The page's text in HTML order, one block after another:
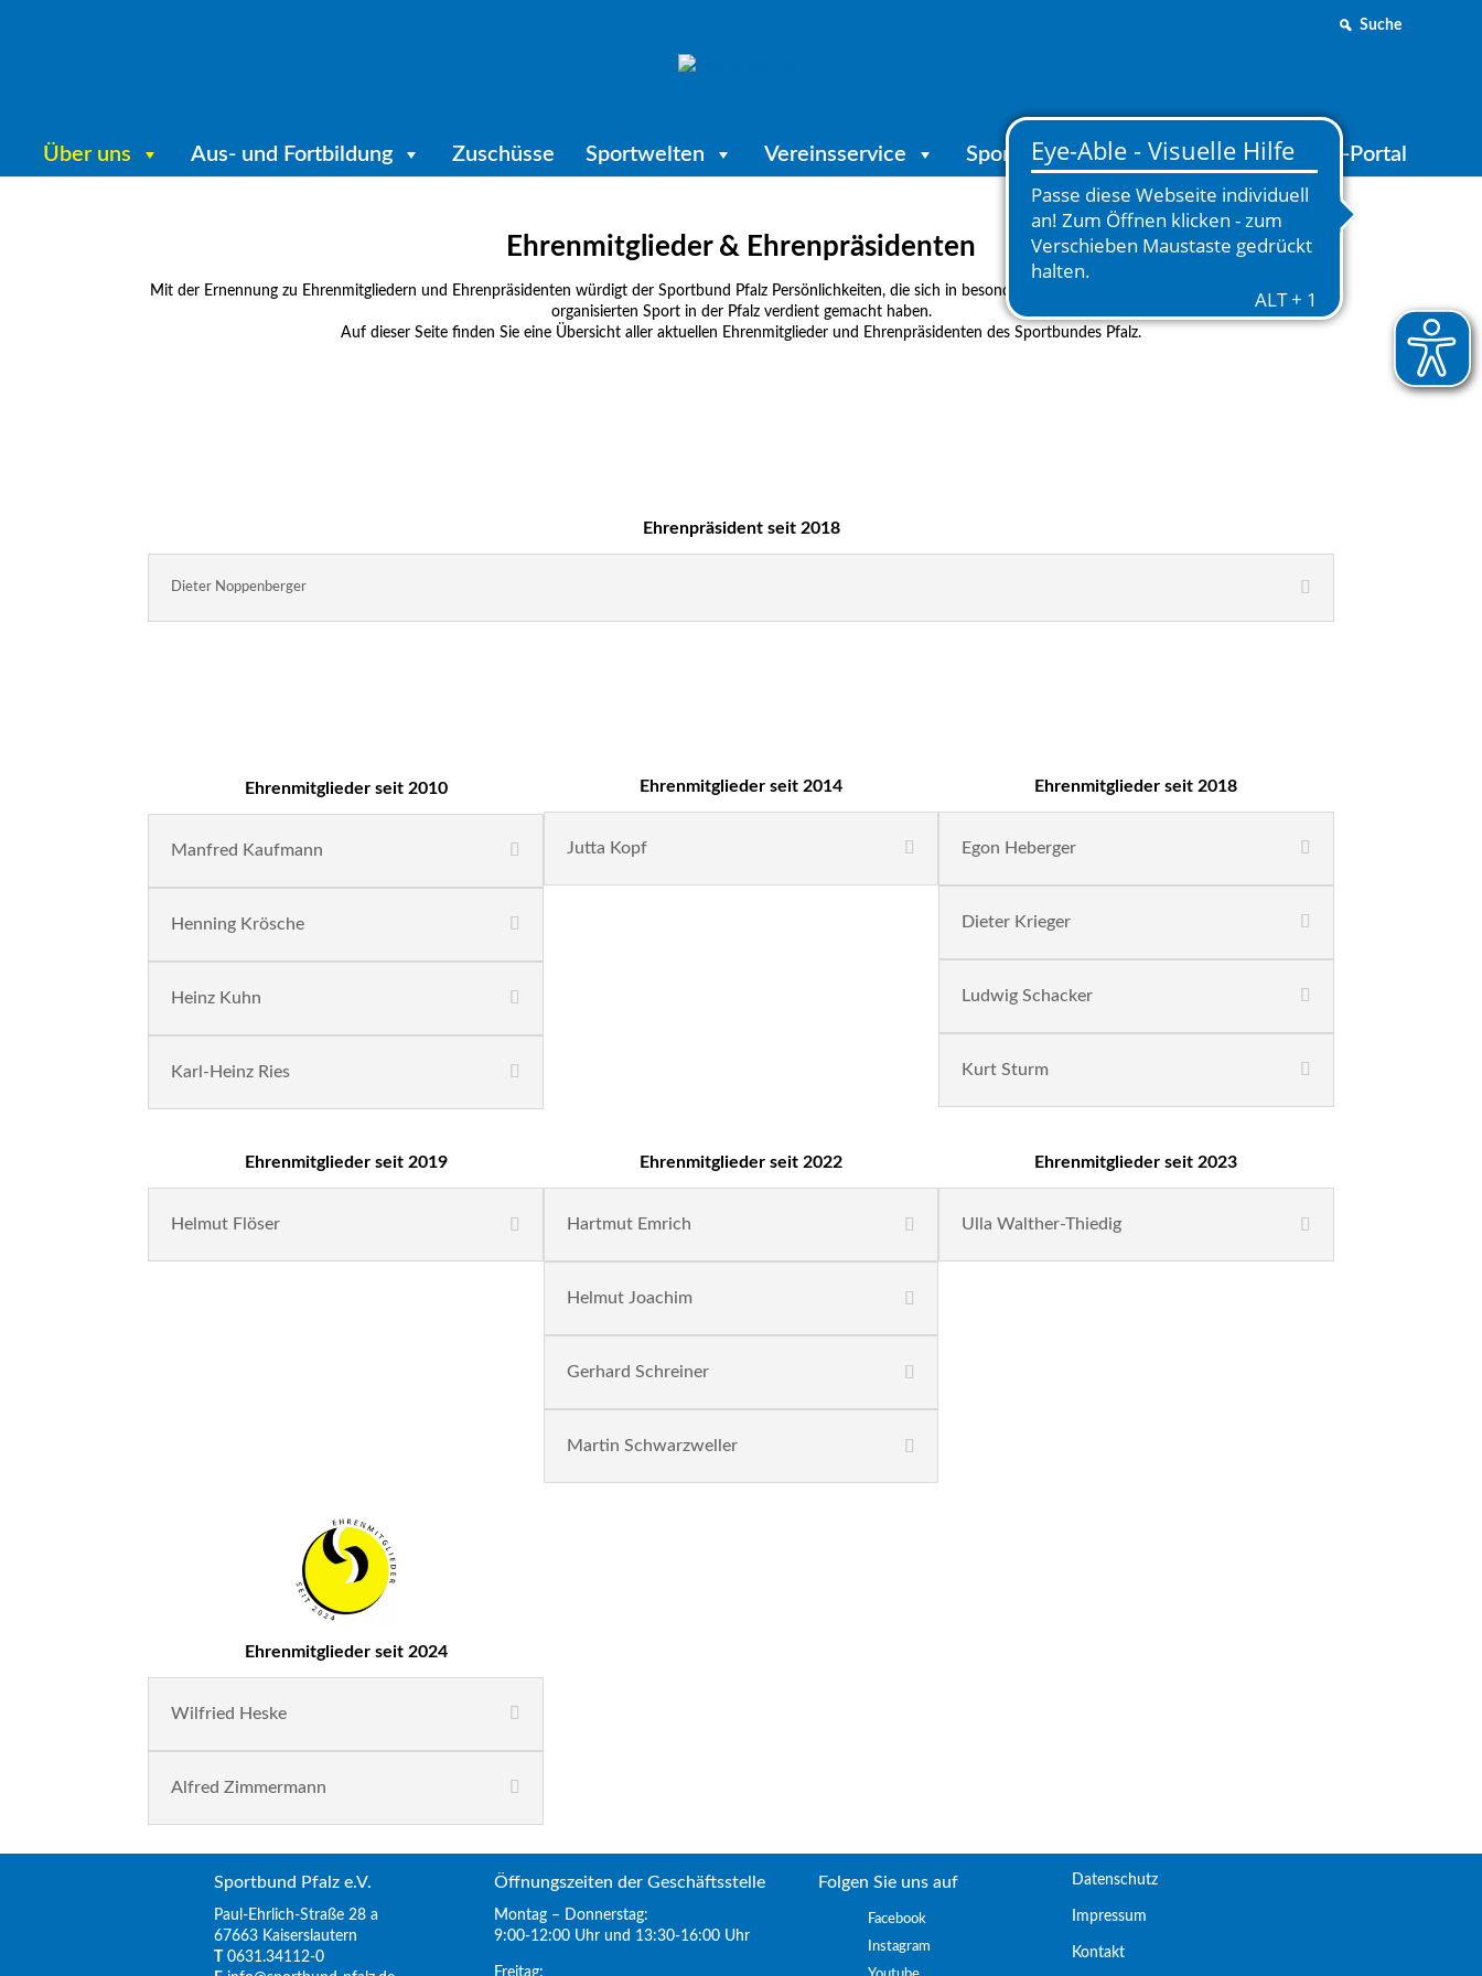
Suche
Über uns Aus- und Fortbildung Zuschüsse Sportwelten Vereinsservice Sportjugend Medien Online-Portal
Ehrenmitglieder & Ehrenpräsidenten
Mit der Ernennung zu Ehrenmitgliedern und Ehrenpräsidenten würdigt der Sportbund Pfalz Persönlichkeiten, die sich in besonderer Weise und über viele Jahre hinweg um den
organisierten Sport in der Pfalz verdient gemacht haben.
Auf dieser Seite finden Sie eine Übersicht aller aktuellen Ehrenmitglieder und Ehrenpräsidenten des Sportbundes Pfalz.
Ehrenpräsident seit 2018
Dieter Noppenberger
Ehrenmitglieder seit 2010
Manfred Kaufmann
Henning Krösche
Heinz Kuhn
Karl-Heinz Ries
Ehrenmitglieder seit 2014
Jutta Kopf
Ehrenmitglieder seit 2018
Egon Heberger
Dieter Krieger
Ludwig Schacker
Kurt Sturm
Ehrenmitglieder seit 2019
Helmut Flöser
Ehrenmitglieder seit 2022
Hartmut Emrich
Helmut Joachim
Gerhard Schreiner
Martin Schwarzweller
Ehrenmitglieder seit 2023
Ulla Walther-Thiedig
Ehrenmitglieder seit 2024
Wilfried Heske
Alfred Zimmermann
Sportbund Pfalz e.V.
Paul-Ehrlich-Straße 28 a
67663 Kaiserslautern
0631.34112-0
Öffnungszeiten der Geschäftsstelle
Montag – Donnerstag:
9:00-12:00 Uhr und 13:30-16:00 Uhr
Folgen Sie uns auf
Facebook
Instagram
Datenschutz
Impressum
Kontakt